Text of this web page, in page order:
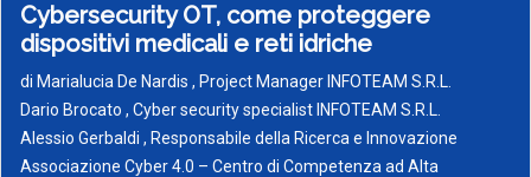
Cybersecurity OT, come proteggere
dispositivi medicali e reti idriche
di Marialucia De Nardis , Project Manager INFOTEAM S.R.L.
Dario Brocato , Cyber security specialist INFOTEAM S.R.L.
Alessio Gerbaldi , Responsabile della Ricerca e Innovazione
Associazione Cyber 4.0 – Centro di Competenza ad Alta